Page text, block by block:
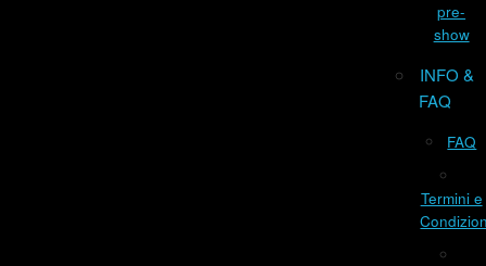
pre-
show
INFO &
FAQ
FAQ
Termini e